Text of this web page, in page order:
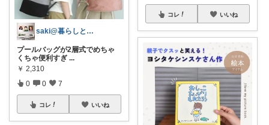
saki@暮らしと子育て在宅ワーク
プールバッグが2層式でめちゃ
くちゃ便利すぎ ...
￥ 2,310
0 0 7
コレ いいね
コレ いいね